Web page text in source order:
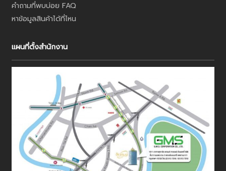
คำถามที่พบบ่อย FAQ
หาข้อมูลสินค้าได้ที่ไหน
แผนที่ตั้งสำนักงาน